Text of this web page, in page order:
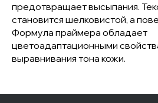
предотвращает высыпания.
становится шелковистой, а
Формула праймера обладает
цветоадаптационными
выравнивания тона кожи.